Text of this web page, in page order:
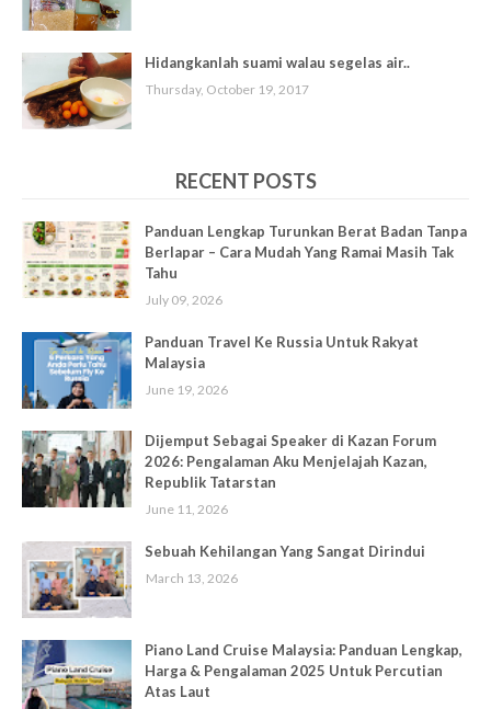
Hidangkanlah suami walau segelas air..
Thursday, October 19, 2017
RECENT POSTS
Panduan Lengkap Turunkan Berat Badan Tanpa
Berlapar – Cara Mudah Yang Ramai Masih Tak
Tahu
July 09, 2026
Panduan Travel Ke Russia Untuk Rakyat
Malaysia
June 19, 2026
Dijemput Sebagai Speaker di Kazan Forum
2026: Pengalaman Aku Menjelajah Kazan,
Republik Tatarstan
June 11, 2026
Sebuah Kehilangan Yang Sangat Dirindui
March 13, 2026
Piano Land Cruise Malaysia: Panduan Lengkap,
Harga & Pengalaman 2025 Untuk Percutian
Atas Laut